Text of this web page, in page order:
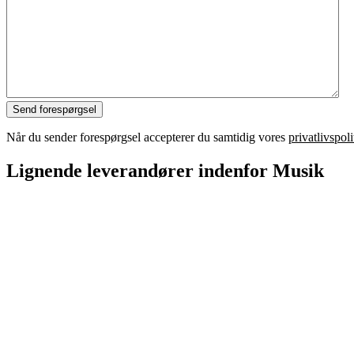
Når du sender forespørgsel accepterer du samtidig vores
Lignende leverandører indenfor Musik